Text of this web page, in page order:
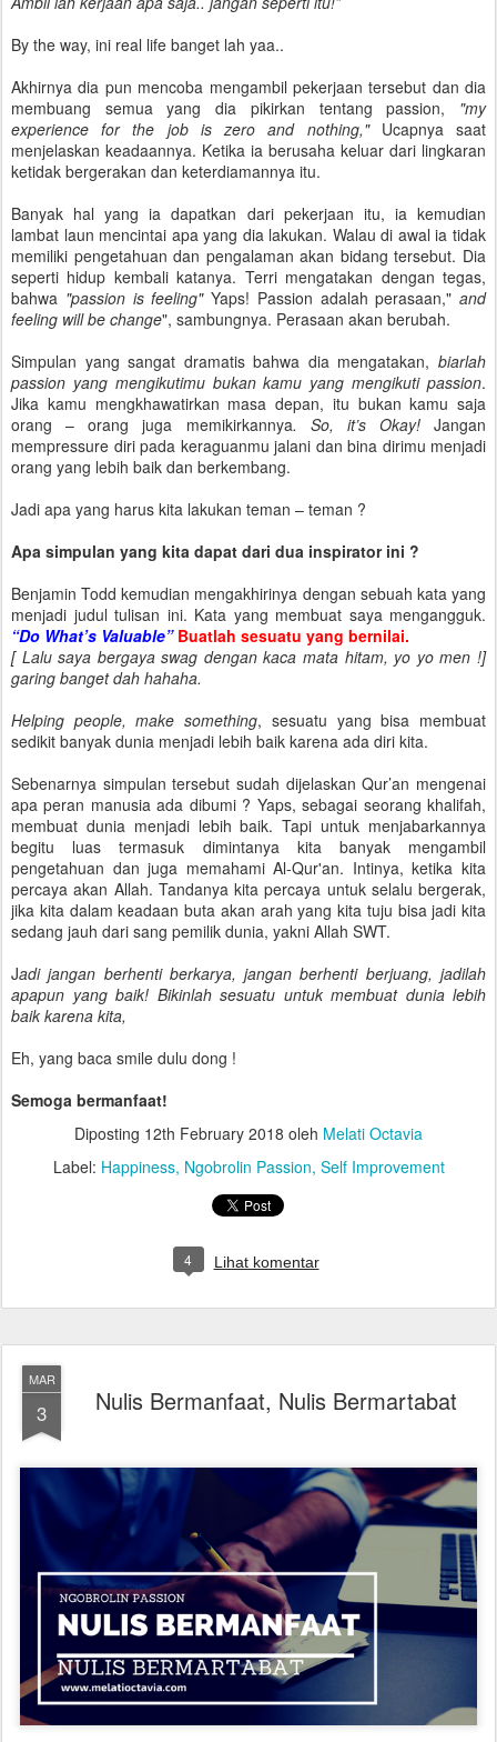
By the way, ini real life banget lah yaa..
Akhirnya dia pun mencoba mengambil pekerjaan tersebut dan dia
membuang semua yang dia pikirkan tentang passion, "my
experience for the job is zero and nothing," Ucapnya saat
menjelaskan keadaannya. Ketika ia berusaha keluar dari lingkaran
ketidak bergerakan dan keterdiamannya itu.
Banyak hal yang ia dapatkan dari pekerjaan itu, ia kemudian
lambat laun mencintai apa yang dia lakukan. Walau di awal ia tidak
memiliki pengetahuan dan pengalaman akan bidang tersebut. Dia
seperti hidup kembali katanya. Terri mengatakan dengan tegas,
bahwa "passion is feeling"Yaps! Passion adalah perasaan," and
feeling will be change", sambungnya. Perasaan akan berubah.
Simpulan yang sangat dramatis bahwa dia mengatakan, biarlah
passion yang mengikutimu bukan kamu yang mengikuti passion.
Jika kamu mengkhawatirkan masa depan, itu bukan kamu saja
orang – orang juga memikirkannya. So, it’s Okay!Jangan
mempressure diri pada keraguanmu jalani dan bina dirimu menjadi
orang yang lebih baik dan berkembang.
Jadi apa yang harus kita lakukan teman – teman ?
Apa simpulan yang kita dapat dari dua inspirator ini ?
Benjamin Todd kemudian mengakhirinya dengan sebuah kata yang
menjadi judul tulisan ini. Kata yang membuat saya mengangguk.
“Do What’s Valuable”Buatlah sesuatu yang bernilai.
[ Lalu saya bergaya swag dengan kaca mata hitam, yo yo men !]
garing banget dah hahaha.
Helping people, make something, sesuatu yang bisa membuat
sedikit banyak dunia menjadi lebih baik karena ada diri kita.
Sebenarnya simpulan tersebut sudah dijelaskan Qur’an mengenai
apa peran manusia ada dibumi ? Yaps, sebagai seorang khalifah,
membuat dunia menjadi lebih baik. Tapi untuk menjabarkannya
begitu luas termasuk dimintanya kita banyak mengambil
pengetahuan dan juga memahami Al-Qur'an. Intinya, ketika kita
percaya akan Allah. Tandanya kita percaya untuk selalu bergerak,
jika kita dalam keadaan buta akan arah yang kita tuju bisa jadi kita
sedang jauh dari sang pemilik dunia, yakni Allah SWT.
Jadi jangan berhenti berkarya, jangan berhenti berjuang, jadilah
apapun yang baik! Bikinlah sesuatu untuk membuat dunia lebih
baik karena kita,
Eh, yang baca smile dulu dong !
Semoga bermanfaat!
Diposting 12th February 2018 oleh Melati Octavia
Label: Happiness Ngobrolin Passion Self Improvement
4 Lihat komentar
MAR
3 Nulis Bermanfaat, Nulis Bermartabat